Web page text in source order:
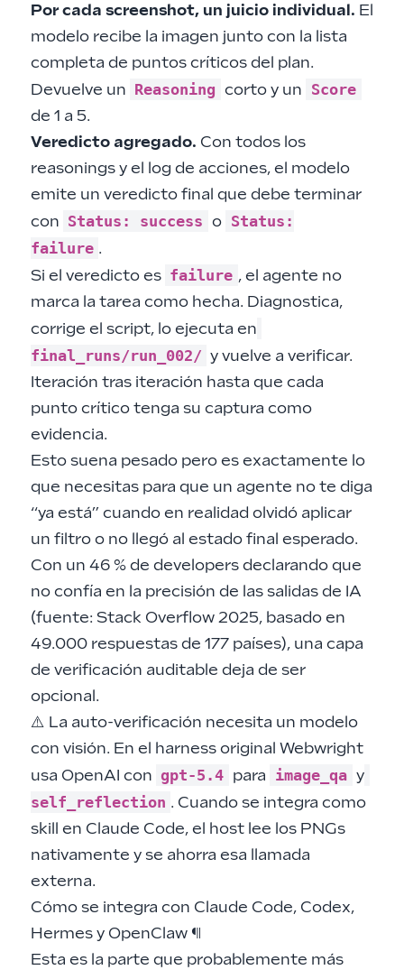
Por cada screenshot, un juicio individual. El
modelo recibe la imagen junto con la lista
completa de puntos críticos del plan.
Devuelve un Reasoning corto y un Score
de 1 a 5.
Veredicto agregado. Con todos los
reasonings y el log de acciones, el modelo
emite un veredicto final que debe terminar
con Status: success o Status:
failure .
Si el veredicto es failure , el agente no
marca la tarea como hecha. Diagnostica,
corrige el script, lo ejecuta en
final_runs/run_002/ y vuelve a verificar.
Iteración tras iteración hasta que cada
punto crítico tenga su captura como
evidencia.
Esto suena pesado pero es exactamente lo
que necesitas para que un agente no te diga
“ya está” cuando en realidad olvidó aplicar
un filtro o no llegó al estado final esperado.
Con un 46 % de developers declarando que
no confía en la precisión de las salidas de IA
(fuente: Stack Overflow 2025, basado en
49.000 respuestas de 177 países), una capa
de verificación auditable deja de ser
opcional.
⚠️ La auto-verificación necesita un modelo
con visión. En el harness original Webwright
usa OpenAI con gpt-5.4 para image_qa y
self_reflection . Cuando se integra como
skill en Claude Code, el host lee los PNGs
nativamente y se ahorra esa llamada
externa.
Cómo se integra con Claude Code, Codex,
Hermes y OpenClaw ¶
Esta es la parte que probablemente más